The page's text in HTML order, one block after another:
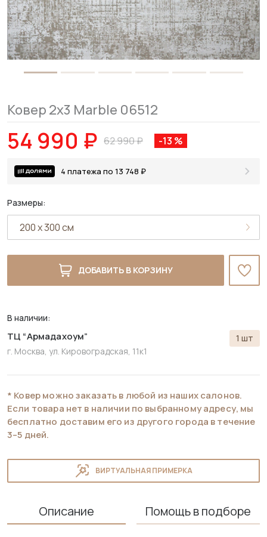
Ковер 2x3 Marble 06512
54 990 ₽ 62 990 ₽ -13 %
4 платежа по 13 748 ₽
Размеры:
ДОБАВИТЬ В КОРЗИНУ
В наличии:
ТЦ “Армадахоум”
г. Москва, ул. Кировоградская, 11к1
1 шт
* Ковер можно заказать в любой из наших салонов.
Если товара нет в наличии по выбранному адресу, мы
бесплатно доставим его из другого города в течение
3–5 дней.
ВИРТУАЛЬНАЯ ПРИМЕРКА
Описание Помощь в подборе